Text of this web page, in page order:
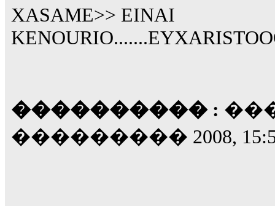
XASAME>> EINAI
���������� :
��������� 2008,